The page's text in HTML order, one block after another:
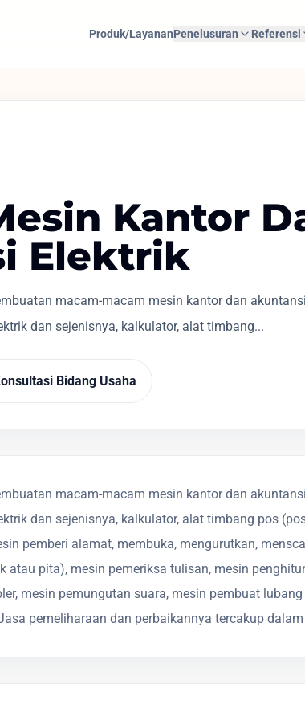
Produk/LayananPenelusuran Referensi
Kantor
Elektrik
macam-macam mesin kantor dan
dan sejenisnya, kalkulator, alat timbang...
Bidang Usaha
macam-macam mesin kantor dan
dan sejenisnya, kalkulator, alat timbang pos
pemberi alamat, membuka, mengurutkan,
atau pita), mesin pemeriksa tulisan, mesin
mesin pemungutan suara, mesin pembuat
pemeliharaan dan perbaikannya tercakup